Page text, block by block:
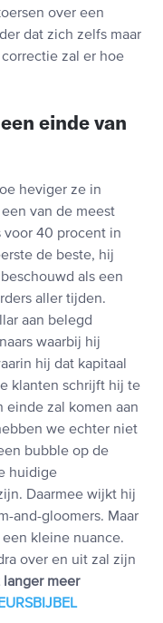
over een
dat zich zelfs maar
zal er hoe
einde van
heviger ze in
een van de meest
voor 40 procent in
de beste, hij
als een
aller tijden.
aan belegd
waarbij hij
hij dat kapitaal
klanten schrijft hij te
einde zal komen aan
we echter niet
bubble op de
huidige
Daarmee wijkt hij
and-gloomers. Maar
kleine nuance.
over en uit zal zijn
langer meer